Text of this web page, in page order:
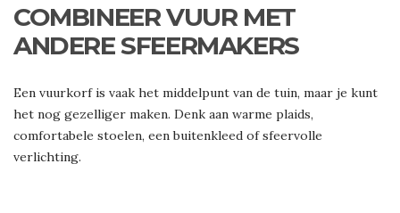
COMBINEER VUUR MET
ANDERE SFEERMAKERS
Een vuurkorf is vaak het middelpunt van de tuin, maar je kunt
het nog gezelliger maken. Denk aan warme plaids,
comfortabele stoelen, een buitenkleed of sfeervolle
verlichting.